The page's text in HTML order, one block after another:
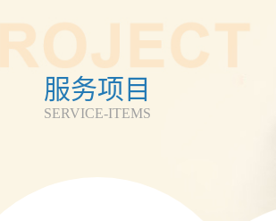
服务项目
SERVICE-ITEMS